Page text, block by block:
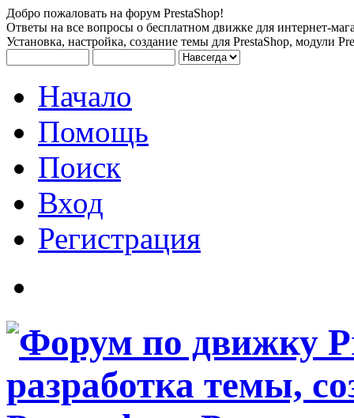
Добро пожаловать на форум PrestaShop!
Ответы на все вопросы о бесплатном движке для интернет-
Установка, настройка, создание темы для PrestaShop, модули
Начало
Помощь
Поиск
Вход
Регистрация